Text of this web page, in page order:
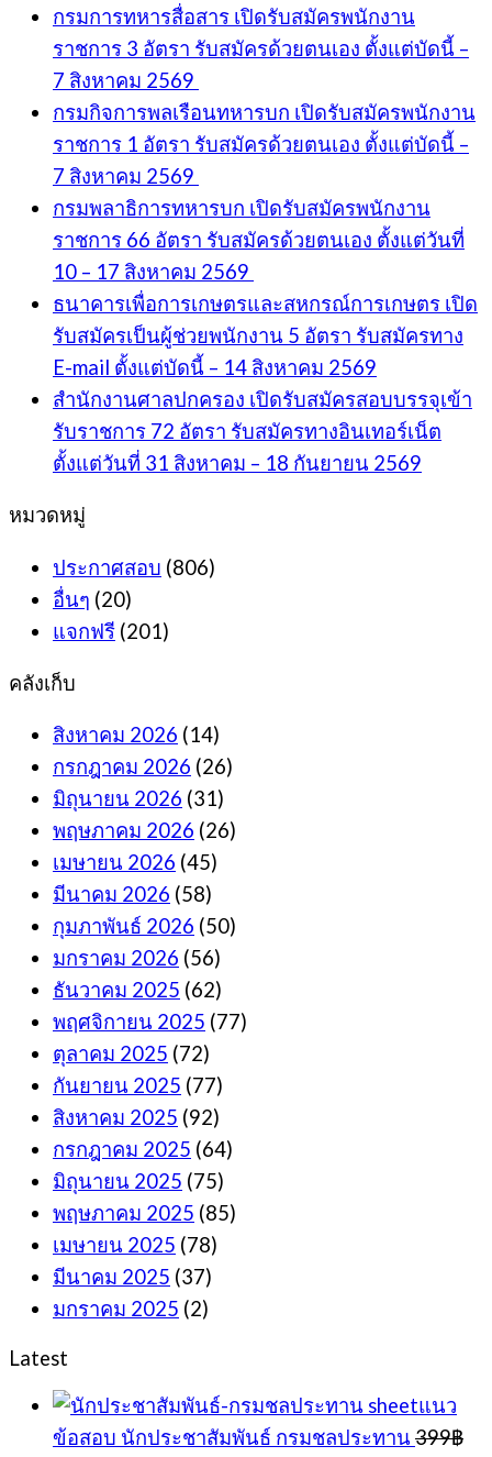
กรมการทหารสื่อสาร เปิดรับสมัครพนักงาน
ราชการ 3 อัตรา รับสมัครด้วยตนเอง ตั้งแต่บัดนี้ –
7 สิงหาคม 2569
กรมกิจการพลเรือนทหารบก เปิดรับสมัครพนักงาน
ราชการ 1 อัตรา รับสมัครด้วยตนเอง ตั้งแต่บัดนี้ –
7 สิงหาคม 2569
กรมพลาธิการทหารบก เปิดรับสมัครพนักงาน
ราชการ 66 อัตรา รับสมัครด้วยตนเอง ตั้งแต่วันที่
10 – 17 สิงหาคม 2569
ธนาคารเพื่อการเกษตรและสหกรณ์การเกษตร เปิด
รับสมัครเป็นผู้ช่วยพนักงาน 5 อัตรา รับสมัครทาง
E-mail ตั้งแต่บัดนี้ – 14 สิงหาคม 2569
สำนักงานศาลปกครอง เปิดรับสมัครสอบบรรจุเข้า
รับราชการ 72 อัตรา รับสมัครทางอินเทอร์เน็ต
ตั้งแต่วันที่ 31 สิงหาคม – 18 กันยายน 2569
หมวดหมู่
ประกาศสอบ (806)
อื่นๆ (20)
แจกฟรี (201)
คลังเก็บ
สิงหาคม 2026 (14)
กรกฎาคม 2026 (26)
มิถุนายน 2026 (31)
พฤษภาคม 2026 (26)
เมษายน 2026 (45)
มีนาคม 2026 (58)
กุมภาพันธ์ 2026 (50)
มกราคม 2026 (56)
ธันวาคม 2025 (62)
พฤศจิกายน 2025 (77)
ตุลาคม 2025 (72)
กันยายน 2025 (77)
สิงหาคม 2025 (92)
กรกฎาคม 2025 (64)
มิถุนายน 2025 (75)
พฤษภาคม 2025 (85)
เมษายน 2025 (78)
มีนาคม 2025 (37)
มกราคม 2025 (2)
Latest
sheetแนว
ข้อสอบ นักประชาสัมพันธ์ กรมชลประทาน 399฿